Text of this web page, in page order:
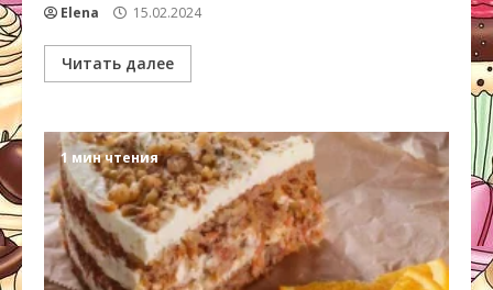
Elena 15.02.2024
Читать далее
1 мин чтения